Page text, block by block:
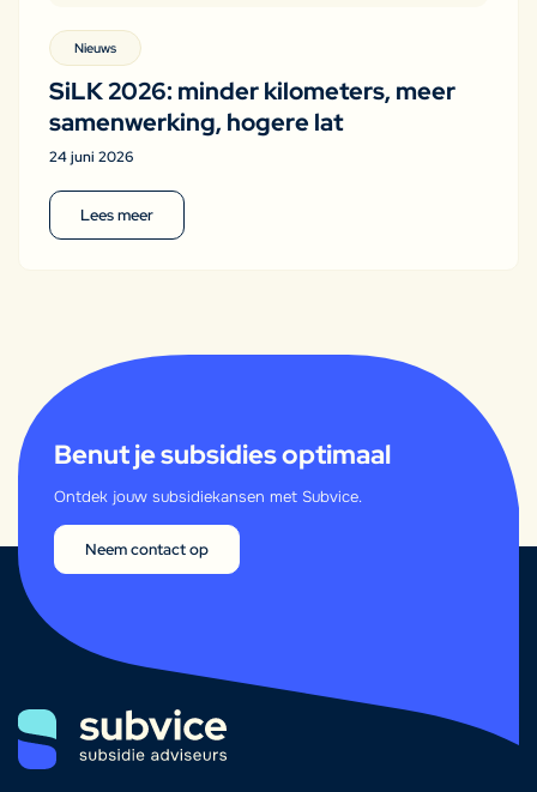
Nieuws
SiLK 2026: minder kilometers, meer
samenwerking, hogere lat
24 juni 2026
Lees meer
Benut je subsidies optimaal
Ontdek jouw subsidiekansen met Subvice.
Neem contact op